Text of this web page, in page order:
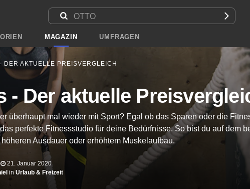
MAGAZIN UMFRAGEN
- Der aktuelle
überhaupt mal wieder mit Sport? Egal ob das Sparen oder die
perfekte Fitnessstudio für deine Bedürfnisse. So bist du auf dem
Ausdauer oder erhöhtem Muskelaufbau.
21. Januar 2020
in Urlaub & Freizeit
DER AKTUELLE PREISVERGLEICH